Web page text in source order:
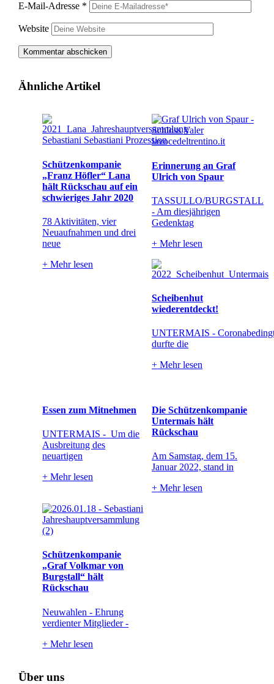
E-Mail-Adresse *
Website
Ähnliche Artikel
Schützenkompanie
„Franz Höfler“ Lana
hält Rückschau auf ein
schwieriges Jahr 2020
78 Aktivitäten, vier
Neuaufnahmen und drei
neue
+ Mehr lesen
Erinnerung an Graf
Ulrich von Spaur
TASSULLO/BURGSTALL
- Am diesjährigen
Gedenktag
+ Mehr lesen
Scheibenhut
wiederentdeckt!
UNTERMAIS -
durfte die
+ Mehr lesen
Essen zum Mitnehmen
UNTERMAIS - Um die
Ausbreitung des
neuartigen
+ Mehr lesen
Die Schützenkompanie
Untermais hält
Rückschau
Am Samstag, dem 15.
Januar 2022, stand in
+ Mehr lesen
Schützenkompanie
„Graf Volkmar von
Burgstall“ hält
Rückschau
Neuwahlen - Ehrung
verdienter Mitglieder -
+ Mehr lesen
Über uns